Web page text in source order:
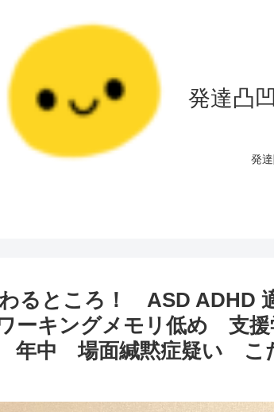
発達凸
発
るところ！ ASD
ーキングメモリ低め 支
年中 場面緘黙症疑い